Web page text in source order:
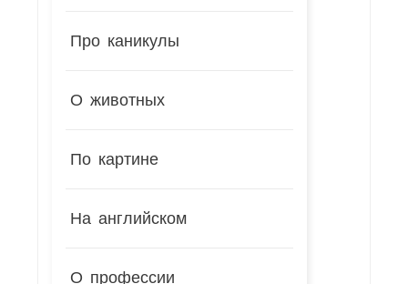
Про каникулы
О животных
По картине
На английском
О профессии